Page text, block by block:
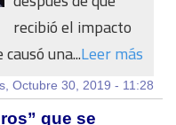
recibió el impacto
una...Leer más
Octubre 30, 2019 - 11:28
que se